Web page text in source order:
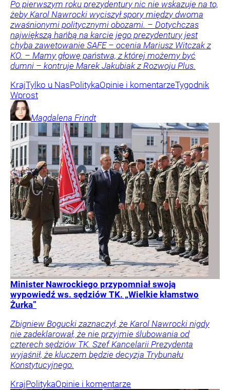
Po pierwszym roku prezydentury nic nie wskazuje na to,
żeby Karol Nawrocki wyciszył spory między dwoma
zwaśnionymi politycznymi obozami. – Dotychczas
największą hańbą na karcie jego prezydentury jest
chyba zawetowanie SAFE – ocenia Mariusz Witczak z
KO. – Mamy głowę państwa, z której możemy być
dumni – kontruje Marek Jakubiak z Rozwoju Plus.
KrajTylko u NasPolitykaOpinie i komentarzeTygodnik
Wprost
Magdalena Frindt
Minister Nawrockiego przypomniał swoją
wypowiedź ws. sędziów TK. „Wielkie kłamstwo
Żurka”
Zbigniew Bogucki zaznaczył, że Karol Nawrocki nigdy
nie zadeklarował, że nie przyjmie ślubowania od
czterech sędziów TK. Szef Kancelarii Prezydenta
wyjaśnił, że kluczem będzie decyzja Trybunału
Konstytucyjnego.
KrajPolitykaOpinie i komentarze